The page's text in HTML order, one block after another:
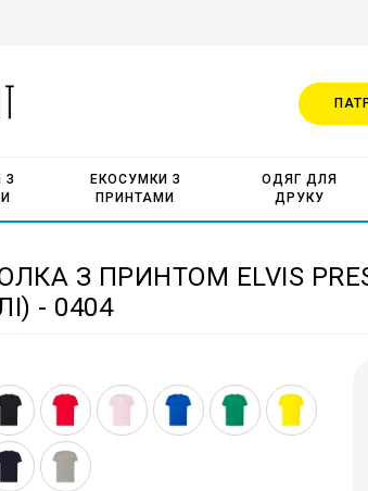
З
ЕКОСУМКИ З
ПРИНТАМИ
ОДЯГ ДЛЯ
ДРУКУ
З ПРИНТОМ ELVIS
- 0404